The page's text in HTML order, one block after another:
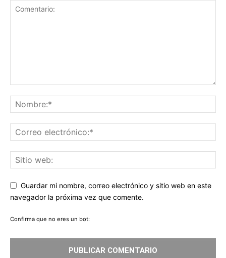
Guardar mi nombre, correo electrónico y sitio web en este
navegador la próxima vez que comente.
Confirma que no eres un bot: